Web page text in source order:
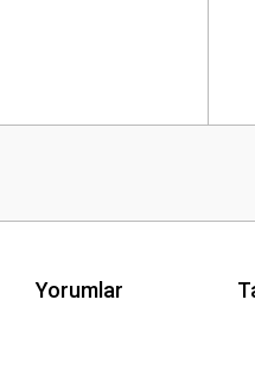
Yorumlar